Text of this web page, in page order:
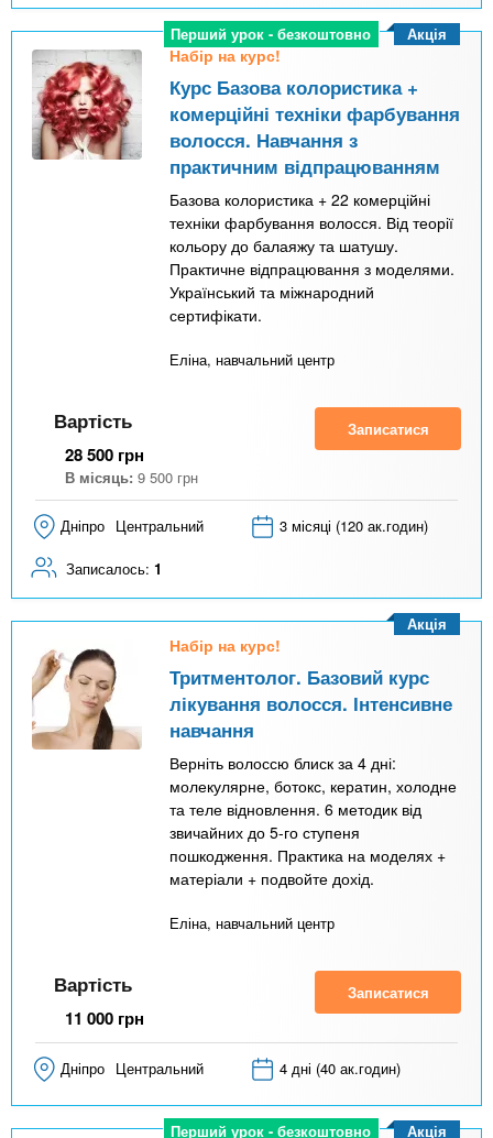
Перший урок - безкоштовно
Набір на курс!
Курс Базова колористика +
комерційні техніки фарбування
волосся. Навчання з
практичним відпрацюванням
Базова колористика + 22 комерційні
техніки фарбування волосся. Від теорії
кольору до балаяжу та шатушу.
Практичне відпрацювання з моделями.
Український та міжнародний
сертифікати.
Еліна, навчальний центр
Акція
Вартість
28 500 грн
В місяць: 9 500 грн
Записатися
Дніпро Центральний 3 місяці (120 ак.годин)
Записалось: 1
Набір на курс!
Тритментолог. Базовий курс
лікування волосся. Інтенсивне
навчання
Верніть волоссю блиск за 4 дні:
молекулярне, ботокс, кератин, холодне
та теле відновлення. 6 методик від
звичайних до 5-го ступеня
пошкодження. Практика на моделях +
матеріали + подвойте дохід.
Еліна, навчальний центр
Акція
Вартість
11 000 грн
Записатися
Дніпро Центральний 4 дні (40 ак.годин)
Перший урок - безкоштовно Акція